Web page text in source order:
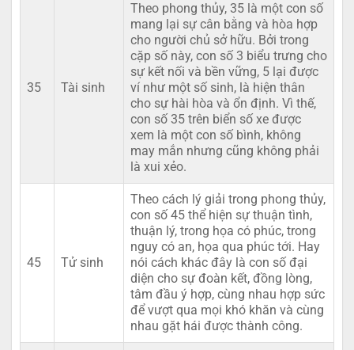
35 Tài sinh
Theo phong thủy, 35 là một con số
mang lại sự cân bằng và hòa hợp
cho người chủ sở hữu. Bởi trong
cặp số này, con số 3 biểu trưng cho
sự kết nối và bền vững, 5 lại được
ví như một số sinh, là hiện thân
cho sự hài hòa và ổn định. Vì thế,
con số 35 trên biển số xe được
xem là một con số bình, không
may mắn nhưng cũng không phải
là xui xẻo.
45 Tử sinh
Theo cách lý giải trong phong thủy,
con số 45 thể hiện sự thuận tình,
thuận lý, trong họa có phúc, trong
nguy có an, họa qua phúc tới. Hay
nói cách khác đây là con số đại
diện cho sự đoàn kết, đồng lòng,
tâm đầu ý hợp, cùng nhau hợp sức
để vượt qua mọi khó khăn và cùng
nhau gặt hái được thành công.